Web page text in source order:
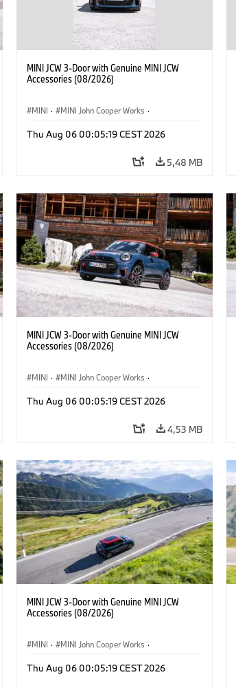
MINI JCW 3-Door with Genuine MINI JCW
Accessories (08/2026)
MINI · MINI John Cooper Works ·
Opcjonalne dodatki, akcesoria
Thu Aug 06 00:05:19 CEST 2026
5,48 MB
MINI JCW 3-Door with Genuine MINI JCW
Accessories (08/2026)
MINI · MINI John Cooper Works ·
Opcjonalne dodatki, akcesoria
Thu Aug 06 00:05:19 CEST 2026
4,53 MB
MINI JCW 3-Door with Genuine MINI JCW
Accessories (08/2026)
MINI · MINI John Cooper Works ·
Opcjonalne dodatki, akcesoria
Thu Aug 06 00:05:19 CEST 2026